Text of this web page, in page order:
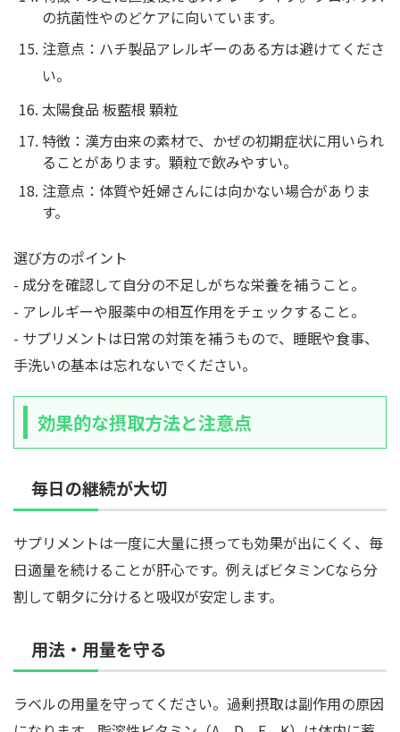
の抗菌性やのどケアに向いています。
注意点：ハチ製品アレルギーのある方は避けてくださ
い。
太陽食品 板藍根 顆粒
特徴：漢方由来の素材で、かぜの初期症状に用いられ
ることがあります。顆粒で飲みやすい。
注意点：体質や妊婦さんには向かない場合がありま
す。
選び方のポイント
- 成分を確認して自分の不足しがちな栄養を補うこと。
- アレルギーや服薬中の相互作用をチェックすること。
- サプリメントは日常の対策を補うもので、睡眠や食事、
手洗いの基本は忘れないでください。
効果的な摂取方法と注意点
毎日の継続が大切
サプリメントは一度に大量に摂っても効果が出にくく、毎
日適量を続けることが肝心です。例えばビタミンCなら分
割して朝夕に分けると吸収が安定します。
用法・用量を守る
ラベルの用量を守ってください。過剰摂取は副作用の原因